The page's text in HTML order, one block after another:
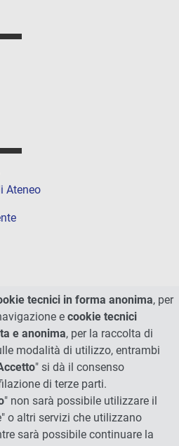
Ateneo
tecnici in forma anonima, per
e cookie tecnici
e anonima, per la raccolta di
modalità di utilizzo, entrambi
" si dà il consenso
di terze parti.
" non sarà possibile utilizzare il
o altri servizi che utilizzano
sarà possibile continuare la